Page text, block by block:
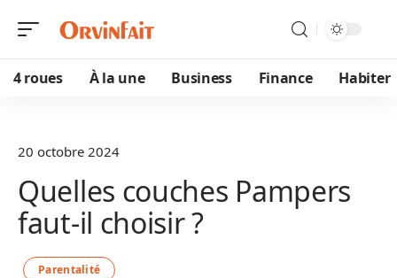
4 roues À la une Business Finance Habiter
20 octobre 2024
Quelles couches Pampers
faut-il choisir ?
Parentalité